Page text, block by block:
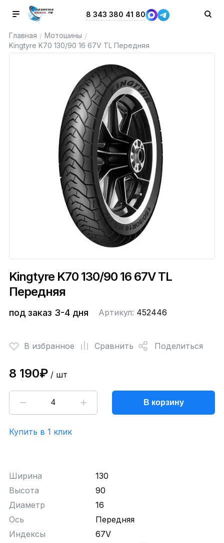
8 343 380 41 80
Главная / Мотошины /
Kingtyre K70 130/90 16 67V TL Передняя
Kingtyre K70 130/90 16 67V TL
Передняя
под заказ 3-4 дня Артикул: 452446
В избранное Сравнить Поделиться
8 190₽/ шт
В корзину
Купить в 1 клик
Ширина
130
Высота
90
Диаметр
16
Ось
Передняя
Индексы
67V